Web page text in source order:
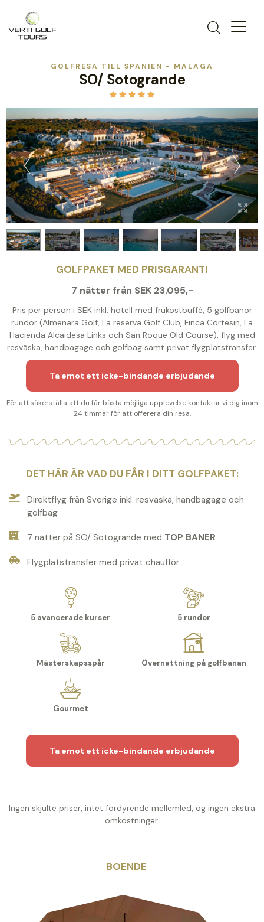
GOLFRESA TILL SPANIEN - MALAGA
SO/ Sotogrande
    
GOLFPAKET MED PRISGARANTI
7 nätter från SEK 23.095,-
Pris per person i SEK inkl. hotell med frukostbuffé, 5 golfbanor
rundor (Almenara Golf, La reserva Golf Club, Finca Cortesin, La
Hacienda Alcaidesa Links och San Roque Old Course), flyg med
resväska, handbagage och golfbag samt privat flygplatstransfer.
Ta emot ett icke-bindande erbjudande
För att säkerställa att du får bästa möjliga upplevelse kontaktar vi dig inom
24 timmar för att offerera din resa.
DET HÄR ÄR VAD DU FÅR I DITT GOLFPAKET:
Direktflyg från Sverige inkl. resväska, handbagage och
golfbag
7 nätter på SO/ Sotogrande med TOP BANER
Flygplatstransfer med privat chaufför
5 avancerade kurser 5 rundor
Mästerskapsspår Övernattning på golfbanan
Gourmet
Ta emot ett icke-bindande erbjudande
Ingen skjulte priser, intet fordyrende mellemled, og ingen ekstra
omkostninger.
BOENDE